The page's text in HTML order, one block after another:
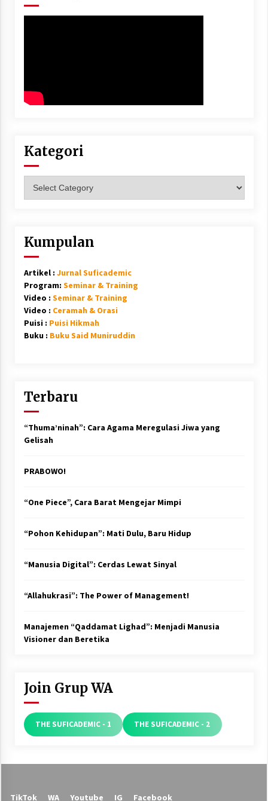
Kategori
Kumpulan
Artikel : Jurnal Suficademic
Program: Seminar & Training
Video : Seminar & Training
Video : Ceramah & Orasi
Puisi : Puisi Hikmah
Buku : Buku Said Muniruddin
Terbaru
“Thuma’ninah”: Cara Agama Meregulasi Jiwa yang
Gelisah
PRABOWO!
“One Piece”, Cara Barat Mengejar Mimpi
“Pohon Kehidupan”: Mati Dulu, Baru Hidup
“Manusia Digital”: Cerdas Lewat Sinyal
“Allahukrasi”: The Power of Management!
Manajemen “Qaddamat Lighad”: Menjadi Manusia
Visioner dan Beretika
Join Grup WA
THE SUFICADEMIC - 1 THE SUFICADEMIC - 2
TikTok WA Youtube IG Facebook